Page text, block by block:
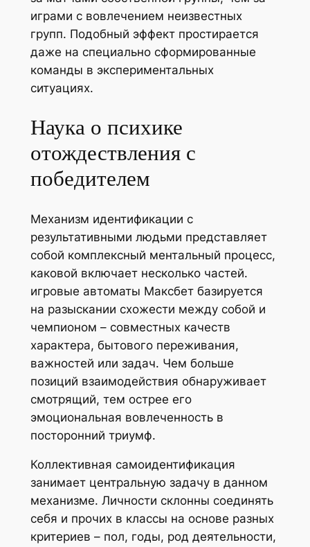
играми с вовлечением неизвестных
групп. Подобный эффект простирается
даже на специально сформированные
команды в экспериментальных
ситуациях.
Наука о психике
отождествления с
победителем
Механизм идентификации с
результативными людьми представляет
собой комплексный ментальный процесс,
каковой включает несколько частей.
игровые автоматы Максбет базируется
на разыскании схожести между собой и
чемпионом – совместных качеств
характера, бытового переживания,
важностей или задач. Чем больше
позиций взаимодействия обнаруживает
смотрящий, тем острее его
эмоциональная вовлеченность в
посторонний триумф.
Коллективная самоидентификация
занимает центральную задачу в данном
механизме. Личности склонны соединять
себя и прочих в классы на основе разных
критериев – пол, годы, род деятельности,